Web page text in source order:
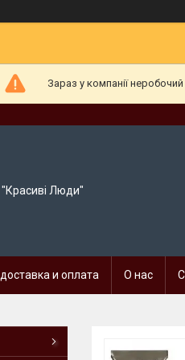
Зараз у компанії
"Красиві Люди"
доставка и оплата О нас